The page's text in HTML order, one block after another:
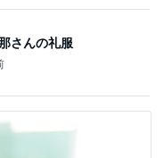
さんの礼服